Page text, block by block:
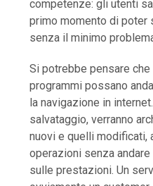
competenze: gli utenti
primo momento di poter
senza il minimo
Si potrebbe pensare
programmi possano
la navigazione in
salvataggio, verranno
nuovi e quelli modificati,
operazioni senza
sulle prestazioni. Un